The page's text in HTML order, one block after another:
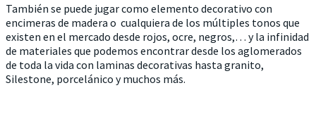
También se puede jugar como elemento decorativo con
encimeras de madera o cualquiera de los múltiples tonos que
existen en el mercado desde rojos, ocre, negros,… y la infinidad
de materiales que podemos encontrar desde los aglomerados
de toda la vida con laminas decorativas hasta granito,
Silestone, porcelánico y muchos más.